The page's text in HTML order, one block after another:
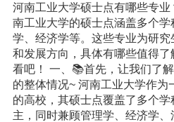
河南工业大学硕士点有哪些专
南工业大学的硕士点涵盖多个
学、经济学等。这些专业为研
和发展方向，具体有哪些值得
看吧！ 一、📚首先，让我们了
的整体情况~ 河南工业大学作为
的高校，其硕士点覆盖了多个
主，同时兼顾管理学、经济学、